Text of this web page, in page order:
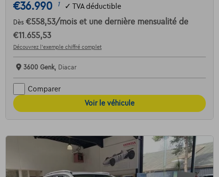
€36.990 1 ✓ TVA déductible
Dès €558,53/mois et une dernière mensualité de
€11.655,53
Découvrez l’exemple chiffré complet
3600 Genk, Diacar
Comparer
Voir le véhicule